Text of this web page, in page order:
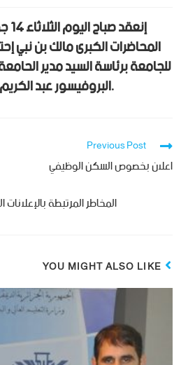
المحاضرات الكبرى مالك بن نبي
للجامعة برئاسة السيد مدير
البروفيسور عبد الكريم قواسمية.
Previous Post
اعلان بخصوص السكن الوظيفي
المخاطر المرتبطة بالإعلانات
YOU MIGHT ALSO LIKE